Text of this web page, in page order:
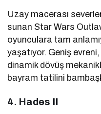
Uzay macerası
sunan Star Wars
oyunculara tam
yaşatıyor. Geniş
dinamik dövüş
bayram tatilini
4. Hades II